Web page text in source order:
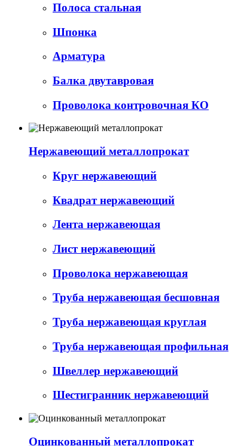
Полоса стальная
Шпонка
Арматура
Балка двутавровая
Проволока контровочная КО
Нержавеющий металлопрокат
Круг нержавеющий
Квадрат нержавеющий
Лента нержавеющая
Лист нержавеющий
Проволока нержавеющая
Труба нержавеющая бесшовная
Труба нержавеющая круглая
Труба нержавеющая профильная
Швеллер нержавеющий
Шестигранник нержавеющий
Оцинкованный металлопрокат